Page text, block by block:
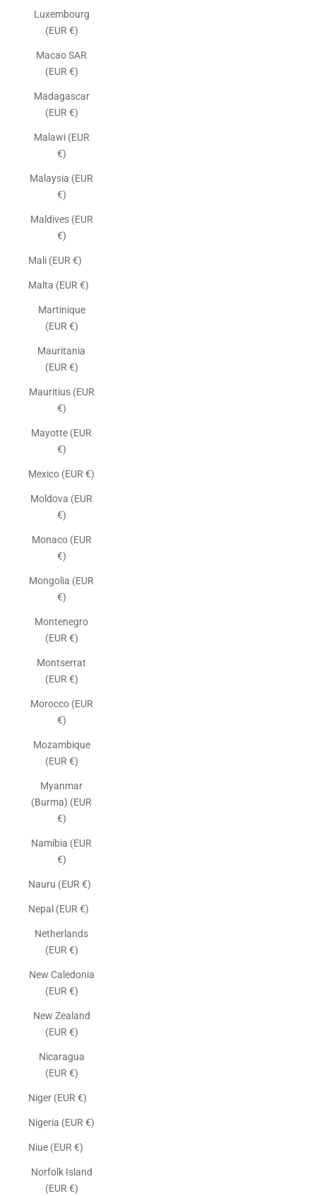
Luxembourg
(EUR €)
Macao SAR
(EUR €)
Madagascar
(EUR €)
Malawi (EUR
€)
Malaysia (EUR
€)
Maldives (EUR
€)
Mali (EUR €)
Malta (EUR €)
Martinique
(EUR €)
Mauritania
(EUR €)
Mauritius (EUR
€)
Mayotte (EUR
€)
Mexico (EUR €)
Moldova (EUR
€)
Monaco (EUR
€)
Mongolia (EUR
€)
Montenegro
(EUR €)
Montserrat
(EUR €)
Morocco (EUR
€)
Mozambique
(EUR €)
Myanmar
(Burma) (EUR
€)
Namibia (EUR
€)
Nauru (EUR €)
Nepal (EUR €)
Netherlands
(EUR €)
New Caledonia
(EUR €)
New Zealand
(EUR €)
Nicaragua
(EUR €)
Niger (EUR €)
Nigeria (EUR €)
Niue (EUR €)
Norfolk Island
(EUR €)